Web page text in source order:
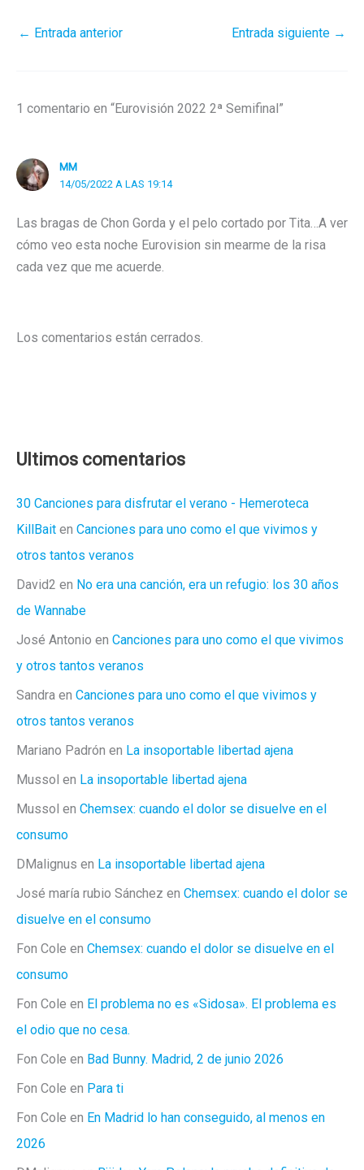
← Entrada anterior Entrada siguiente →
1 comentario en “Eurovisión 2022 2ª Semifinal”
MM
14/05/2022 A LAS 19:14
Las bragas de Chon Gorda y el pelo cortado por Tita…A ver
cómo veo esta noche Eurovision sin mearme de la risa
cada vez que me acuerde.
Los comentarios están cerrados.
Ultimos comentarios
30 Canciones para disfrutar el verano - Hemeroteca
KillBait en Canciones para uno como el que vivimos y
otros tantos veranos
David2 en No era una canción, era un refugio: los 30 años
de Wannabe
José Antonio en Canciones para uno como el que vivimos
y otros tantos veranos
Sandra en Canciones para uno como el que vivimos y
otros tantos veranos
Mariano Padrón en La insoportable libertad ajena
Mussol en La insoportable libertad ajena
Mussol en Chemsex: cuando el dolor se disuelve en el
consumo
DMalignus en La insoportable libertad ajena
José maría rubio Sánchez en Chemsex: cuando el dolor se
disuelve en el consumo
Fon Cole en Chemsex: cuando el dolor se disuelve en el
consumo
Fon Cole en El problema no es «Sidosa». El problema es
el odio que no cesa.
Fon Cole en Bad Bunny. Madrid, 2 de junio 2026
Fon Cole en Para ti
Fon Cole en En Madrid lo han conseguido, al menos en
2026